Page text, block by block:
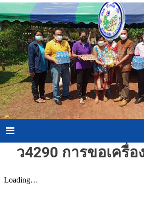
Skip
to
content
Menu
ว4290 การขอเครื่อ